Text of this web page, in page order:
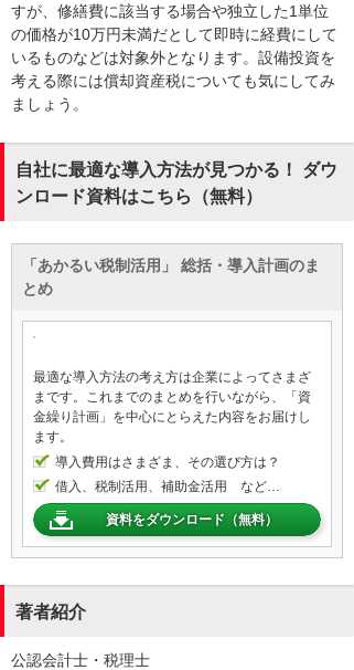
すが、修繕費に該当する場合や独立した1単位
の価格が10万円未満だとして即時に経費にして
いるものなどは対象外となります。設備投資を
考える際には償却資産税についても気にしてみ
ましょう。
自社に最適な導入方法が見つかる！ ダウ
ンロード資料はこちら（無料）
「あかるい税制活用」 総括・導入計画のま
とめ
最適な導入方法の考え方は企業によってさまざ
まです。これまでのまとめを行いながら、「資
金繰り計画」を中心にとらえた内容をお届けし
ます。
導入費用はさまざま、その選び方は？
借入、税制活用、補助金活用 など…
資料をダウンロード（無料）
著者紹介
公認会計士・税理士